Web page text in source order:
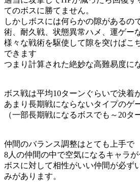
てのボスに勝てません。
しかしボスには何らかの隙があるの
術、耐久戦、状態異常ハメ、運ゲー
様々な戦術を駆使して隙を突けばこ
できます
つまり計算された絶妙な高難易度に
ボス戦は平均10ターンぐらいで決着
あまり長期戦にならないタイプのゲ
（一部長期戦になるボスでも～20タ
仲間のバランス調整はとても上手で
8人の仲間の中で空気になるキャラ
ボスに対して相性がいい仲間が必ず
みがあります。